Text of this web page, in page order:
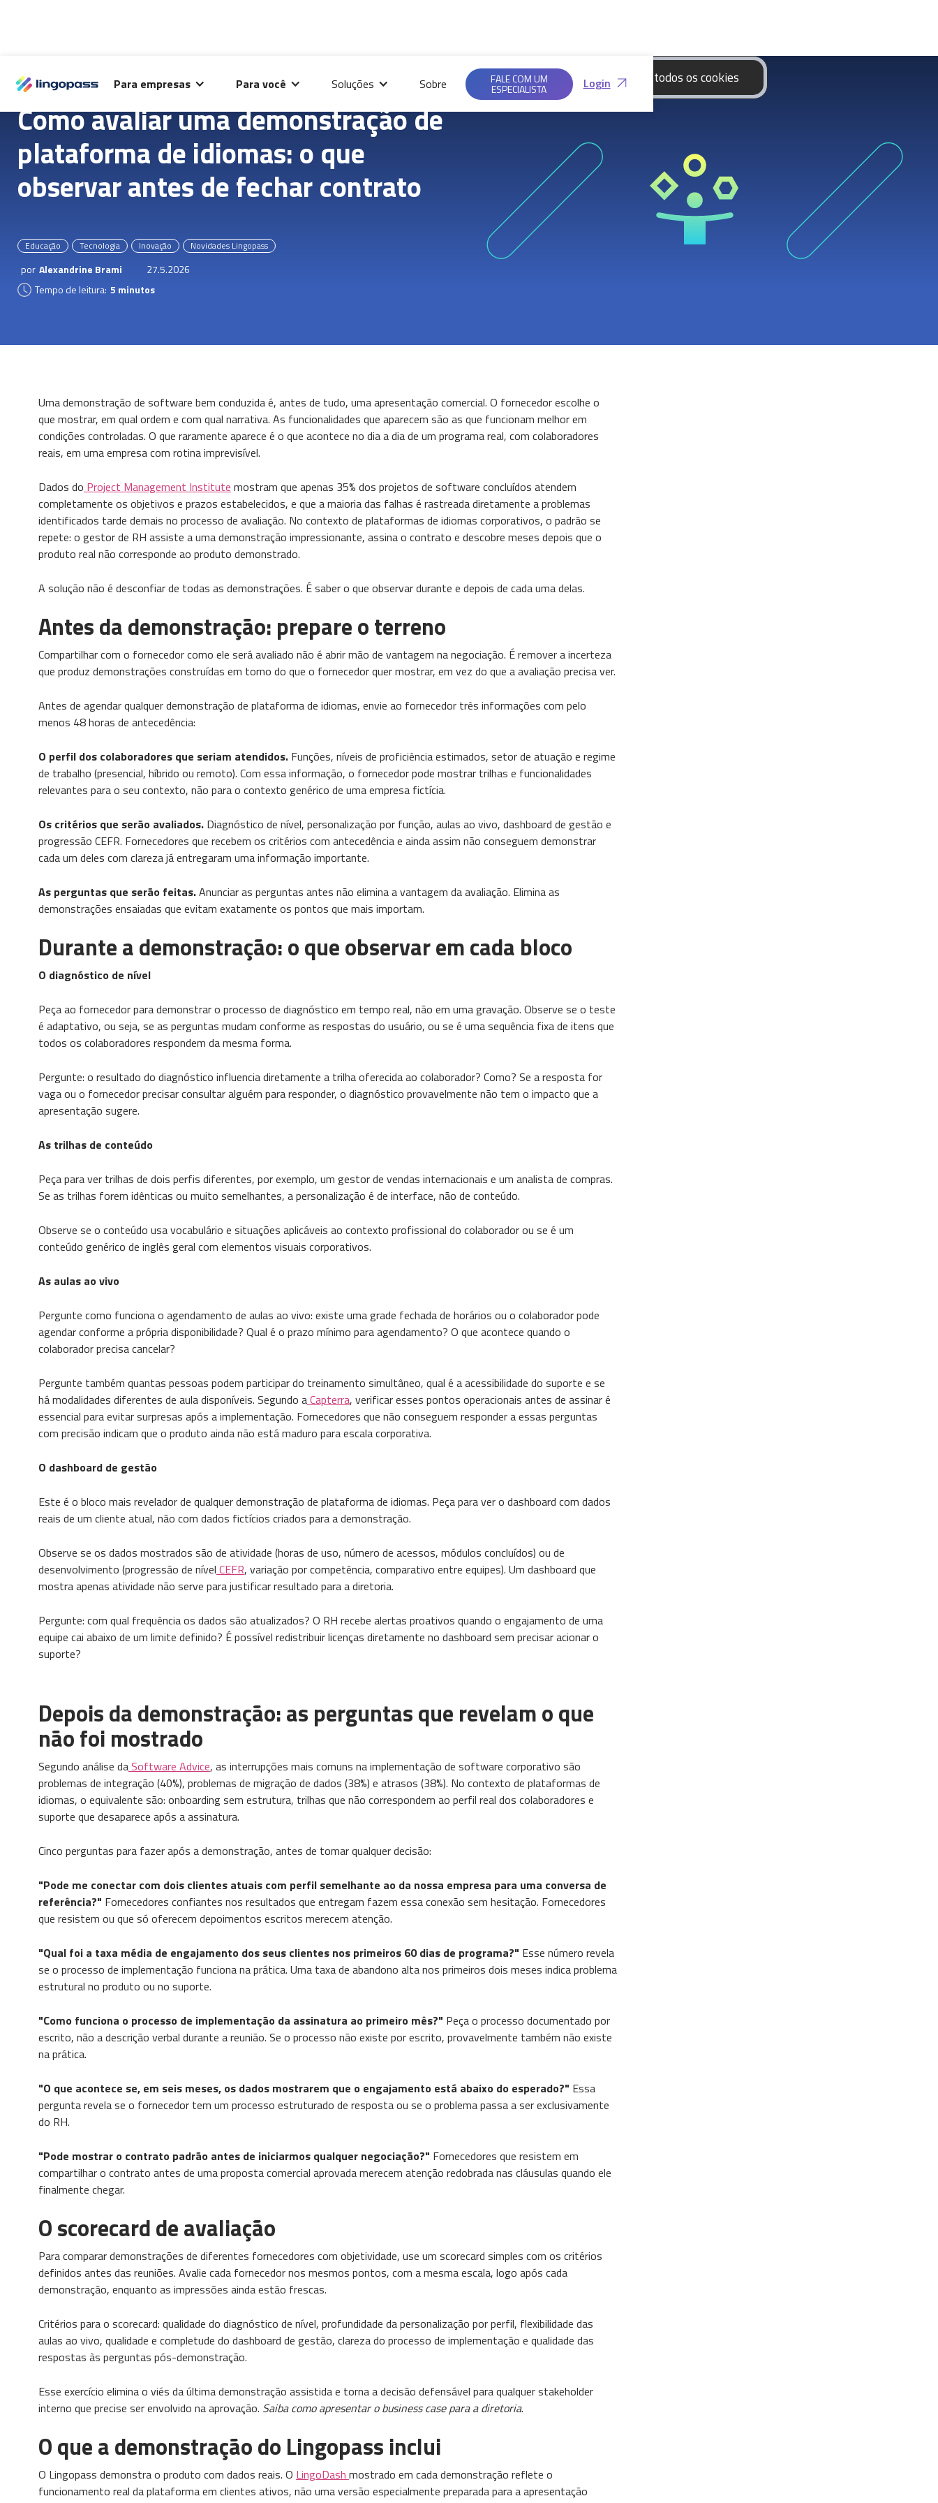
Para empresas Para você Soluções Sobre FALE COM UM
ESPECIALISTA Login
deste site e melhorar sua experiência de navegação.
Saiba mais em nossas
Políticas de
Privacidade.
Aceitar todos os cookies
Como avaliar uma demonstração de
plataforma de idiomas: o que
observar antes de fechar contrato
Educação Tecnologia Inovação Novidades Lingopass
por Alexandrine Brami
27.5.2026
Tempo de leitura: 5 minutos
Uma demonstração de software bem conduzida é, antes de tudo, uma apresentação comercial. O fornecedor escolhe o
que mostrar, em qual ordem e com qual narrativa. As funcionalidades que aparecem são as que funcionam melhor em
condições controladas. O que raramente aparece é o que acontece no dia a dia de um programa real, com colaboradores
reais, em uma empresa com rotina imprevisível.
Dados do Project Management Institute mostram que apenas 35% dos projetos de software concluídos atendem
completamente os objetivos e prazos estabelecidos, e que a maioria das falhas é rastreada diretamente a problemas
identificados tarde demais no processo de avaliação. No contexto de plataformas de idiomas corporativos, o padrão se
repete: o gestor de RH assiste a uma demonstração impressionante, assina o contrato e descobre meses depois que o
produto real não corresponde ao produto demonstrado.
A solução não é desconfiar de todas as demonstrações. É saber o que observar durante e depois de cada uma delas.
Antes da demonstração: prepare o terreno
Compartilhar com o fornecedor como ele será avaliado não é abrir mão de vantagem na negociação. É remover a incerteza
que produz demonstrações construídas em torno do que o fornecedor quer mostrar, em vez do que a avaliação precisa ver.
Antes de agendar qualquer demonstração de plataforma de idiomas, envie ao fornecedor três informações com pelo
menos 48 horas de antecedência:
O perfil dos colaboradores que seriam atendidos.Funções, níveis de proficiência estimados, setor de atuação e regime
de trabalho (presencial, híbrido ou remoto). Com essa informação, o fornecedor pode mostrar trilhas e funcionalidades
relevantes para o seu contexto, não para o contexto genérico de uma empresa fictícia.
Os critérios que serão avaliados.Diagnóstico de nível, personalização por função, aulas ao vivo, dashboard de gestão e
progressão CEFR. Fornecedores que recebem os critérios com antecedência e ainda assim não conseguem demonstrar
cada um deles com clareza já entregaram uma informação importante.
As perguntas que serão feitas.Anunciar as perguntas antes não elimina a vantagem da avaliação. Elimina as
demonstrações ensaiadas que evitam exatamente os pontos que mais importam.
Durante a demonstração: o que observar em cada bloco
O diagnóstico de nível
Peça ao fornecedor para demonstrar o processo de diagnóstico em tempo real, não em uma gravação. Observe se o teste
é adaptativo, ou seja, se as perguntas mudam conforme as respostas do usuário, ou se é uma sequência fixa de itens que
todos os colaboradores respondem da mesma forma.
Pergunte: o resultado do diagnóstico influencia diretamente a trilha oferecida ao colaborador? Como? Se a resposta for
vaga ou o fornecedor precisar consultar alguém para responder, o diagnóstico provavelmente não tem o impacto que a
apresentação sugere.
As trilhas de conteúdo
Peça para ver trilhas de dois perfis diferentes, por exemplo, um gestor de vendas internacionais e um analista de compras.
Se as trilhas forem idênticas ou muito semelhantes, a personalização é de interface, não de conteúdo.
Observe se o conteúdo usa vocabulário e situações aplicáveis ao contexto profissional do colaborador ou se é um
conteúdo genérico de inglês geral com elementos visuais corporativos.
As aulas ao vivo
Pergunte como funciona o agendamento de aulas ao vivo: existe uma grade fechada de horários ou o colaborador pode
agendar conforme a própria disponibilidade? Qual é o prazo mínimo para agendamento? O que acontece quando o
colaborador precisa cancelar?
Pergunte também quantas pessoas podem participar do treinamento simultâneo, qual é a acessibilidade do suporte e se
há modalidades diferentes de aula disponíveis. Segundo aCapterra, verificar esses pontos operacionais antes de assinar é
essencial para evitar surpresas após a implementação. Fornecedores que não conseguem responder a essas perguntas
com precisão indicam que o produto ainda não está maduro para escala corporativa.
O dashboard de gestão
Este é o bloco mais revelador de qualquer demonstração de plataforma de idiomas. Peça para ver o dashboard com dados
reais de um cliente atual, não com dados fictícios criados para a demonstração.
Observe se os dados mostrados são de atividade (horas de uso, número de acessos, módulos concluídos) ou de
desenvolvimento (progressão de nível CEFR, variação por competência, comparativo entre equipes). Um dashboard que
mostra apenas atividade não serve para justificar resultado para a diretoria.
Pergunte: com qual frequência os dados são atualizados? O RH recebe alertas proativos quando o engajamento de uma
equipe cai abaixo de um limite definido? É possível redistribuir licenças diretamente no dashboard sem precisar acionar o
suporte?
Depois da demonstração: as perguntas que revelam o que
não foi mostrado
Segundo análise daSoftware Advice, as interrupções mais comuns na implementação de software corporativo são
problemas de integração (40%), problemas de migração de dados (38%) e atrasos (38%). No contexto de plataformas de
idiomas, o equivalente são: onboarding sem estrutura, trilhas que não correspondem ao perfil real dos colaboradores e
suporte que desaparece após a assinatura.
Cinco perguntas para fazer após a demonstração, antes de tomar qualquer decisão:
"Pode me conectar com dois clientes atuais com perfil semelhante ao da nossa empresa para uma conversa de
referência?" Fornecedores confiantes nos resultados que entregam fazem essa conexão sem hesitação. Fornecedores
que resistem ou que só oferecem depoimentos escritos merecem atenção.
"Qual foi a taxa média de engajamento dos seus clientes nos primeiros 60 dias de programa?" Esse número revela
se o processo de implementação funciona na prática. Uma taxa de abandono alta nos primeiros dois meses indica problema
estrutural no produto ou no suporte.
"Como funciona o processo de implementação da assinatura ao primeiro mês?" Peça o processo documentado por
escrito, não a descrição verbal durante a reunião. Se o processo não existe por escrito, provavelmente também não existe
na prática.
"O que acontece se, em seis meses, os dados mostrarem que o engajamento está abaixo do esperado?" Essa
pergunta revela se o fornecedor tem um processo estruturado de resposta ou se o problema passa a ser exclusivamente
do RH.
"Pode mostrar o contrato padrão antes de iniciarmos qualquer negociação?" Fornecedores que resistem em
compartilhar o contrato antes de uma proposta comercial aprovada merecem atenção redobrada nas cláusulas quando ele
finalmente chegar.
O scorecard de avaliação
Para comparar demonstrações de diferentes fornecedores com objetividade, use um scorecard simples com os critérios
definidos antes das reuniões. Avalie cada fornecedor nos mesmos pontos, com a mesma escala, logo após cada
demonstração, enquanto as impressões ainda estão frescas.
Critérios para o scorecard: qualidade do diagnóstico de nível, profundidade da personalização por perfil, flexibilidade das
aulas ao vivo, qualidade e completude do dashboard de gestão, clareza do processo de implementação e qualidade das
respostas às perguntas pós-demonstração.
Esse exercício elimina o viés da última demonstração assistida e torna a decisão defensável para qualquer stakeholder
interno que precise ser envolvido na aprovação. Saiba como apresentar o business case para a diretoria.
O que a demonstração do Lingopass inclui
O Lingopass demonstra o produto com dados reais. O LingoDash mostrado em cada demonstração reflete o
funcionamento real da plataforma em clientes ativos, não uma versão especialmente preparada para a apresentação